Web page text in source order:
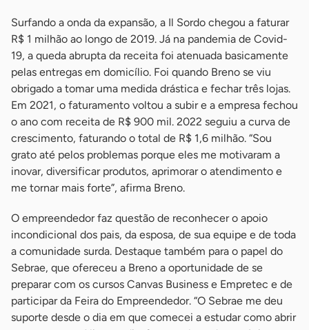
Surfando a onda da expansão, a Il Sordo chegou a faturar
R$ 1 milhão ao longo de 2019. Já na pandemia de Covid-
19, a queda abrupta da receita foi atenuada basicamente
pelas entregas em domicílio. Foi quando Breno se viu
obrigado a tomar uma medida drástica e fechar três lojas.
Em 2021, o faturamento voltou a subir e a empresa fechou
o ano com receita de R$ 900 mil. 2022 seguiu a curva de
crescimento, faturando o total de R$ 1,6 milhão. “Sou
grato até pelos problemas porque eles me motivaram a
inovar, diversificar produtos, aprimorar o atendimento e
me tornar mais forte”, afirma Breno.
O empreendedor faz questão de reconhecer o apoio
incondicional dos pais, da esposa, de sua equipe e de toda
a comunidade surda. Destaque também para o papel do
Sebrae, que ofereceu a Breno a oportunidade de se
preparar com os cursos Canvas Business e Empretec e de
participar da Feira do Empreendedor. “O Sebrae me deu
suporte desde o dia em que comecei a estudar como abrir